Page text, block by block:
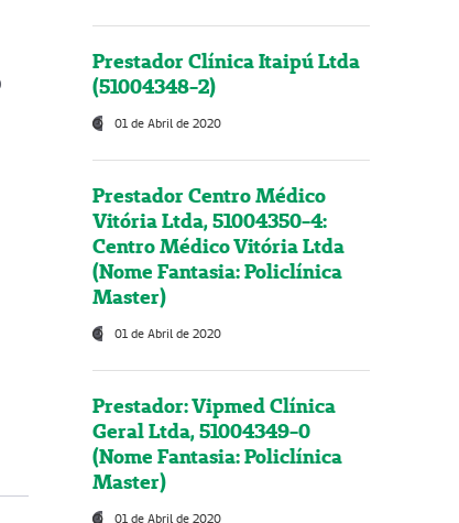
Prestador Clínica Itaipú Ltda
(51004348-2)
01 de Abril de 2020
Prestador Centro Médico
Vitória Ltda, 51004350-4:
Centro Médico Vitória Ltda
(Nome Fantasia: Policlínica
Master)
01 de Abril de 2020
Prestador: Vipmed Clínica
Geral Ltda, 51004349-0
(Nome Fantasia: Policlínica
Master)
01 de Abril de 2020